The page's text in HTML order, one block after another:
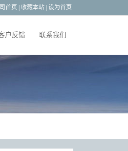
首页 收藏本站 设为首页
户反馈 联系我们